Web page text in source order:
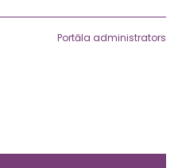
Portāla administrators